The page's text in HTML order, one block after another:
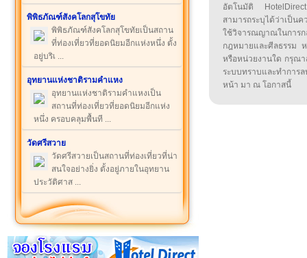
พิพิธภัณฑ์สังคโลกสุโขทัย
พิพิธภัณฑ์สังคโลกสุโขทัยเป็นสถาน
ที่ท่องเที่ยวที่ยอดนิยมอีกแห่งหนึ่ง ตั้ง
อยู่บริเ ...
อุทยานแห่งชาติรามคำแหง
อุทยานแห่งชาติรามคำแหงเป็น
สถานที่ท่องเที่ยวที่ยอดนิยมอีกแห่ง
หนึ่ง ครอบคลุมพื้นที ...
วัดศรีสวาย
วัดศรีสวายเป็นสถานที่ท่องเที่ยวที่น่า
สนใจอย่างยิ่ง ตั้งอยู่ภายในอุทยาน
ประวัติศาส ...
อัตโนมัติ
สามารถระบุได้ว่าเป็น
ใช้วิจารณญาณในกา
กฎหมายและศีลธรรม
หรือหน่วยงานใด กรุณา
ระบบทราบและทำกา
หน้า มา ณ โอกาสนี้